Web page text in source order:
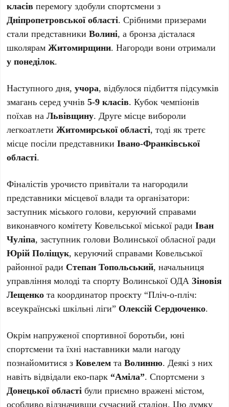
класів перемогу здобули спортсмени з
Дніпропетровської області. Срібними призерами
стали представникиВолині, а бронза дісталася
школярамЖитомирщини. Нагороди вони отримали
у понеділок.
Наступного дня,учора, відбулося підбиття підсумків
змагань серед учнів5-9 класів. Кубок чемпіонів
поїхав наЛьвівщину. Друге місце вибороли
легкоатлетиЖитомирської області, тоді як третє
місце посіли представникиІвано-Франківської
області.
Фіналістів урочисто привітали та нагородили
представники місцевої влади та організатори:
заступник міського голови, керуючий справами
виконавчого комітету Ковельської міської радиІван
Чуліпа, заступник голови Волинської обласної ради
Юрій Поліщук, керуючий справами Ковельської
районної ради Степан Топольський, начальниця
управління молоді та спорту Волинської ОДАЗіновія
Лещенко та координатор проєкту “Пліч-о-пліч:
всеукраїнські шкільні ліги” Олексій Сердюченко.
Окрім напруженої спортивної боротьби, юні
спортсмени та їхні наставники мали нагоду
познайомитися зКовелем таВолинню. Деякі з них
навіть відвідали еко-парк “Аміла”. Спортсмени з
Донецької області були приємно вражені містом,
особливо відзначивши сучасний стадіон. Цю думку